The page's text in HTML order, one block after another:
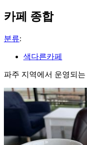
카페 종합
분류:
색다른카페
파주 지역에서 운영되